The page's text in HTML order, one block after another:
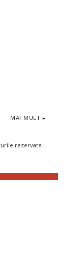
rezervate
MAI MULT